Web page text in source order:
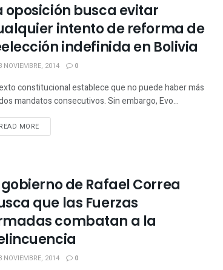
oposición busca evitar
intento de reforma de
indefinida en Bolivia
NOVIEMBRE, 2014 0
constitucional establece que no puede haber más
mandatos consecutivos. Sin embargo, Evo...
READ MORE
gobierno de Rafael Correa
que las Fuerzas
combatan a la
NOVIEMBRE, 2014 0